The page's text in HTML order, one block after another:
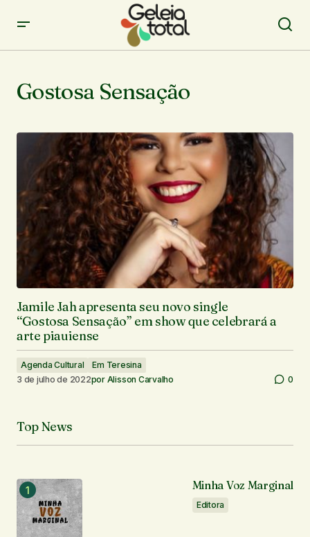
Gostosa Sensação
Jamile Jah apresenta seu novo single
“Gostosa Sensação” em show que celebrará a
arte piauiense
Agenda Cultural
Em Teresina
3 de julho de 2022por Alisson Carvalho 0
Top News
Minha Voz Marginal
Editora